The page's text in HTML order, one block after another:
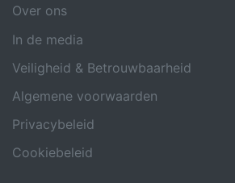
Over ons
In de media
Veiligheid & Betrouwbaarheid
Algemene voorwaarden
Privacybeleid
Cookiebeleid